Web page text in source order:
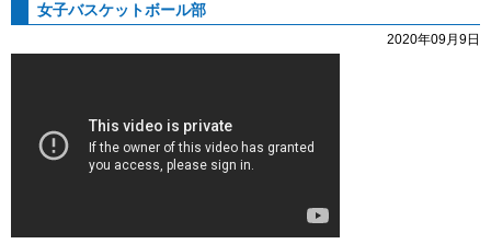
女子バスケットボール部
2020年09月9日